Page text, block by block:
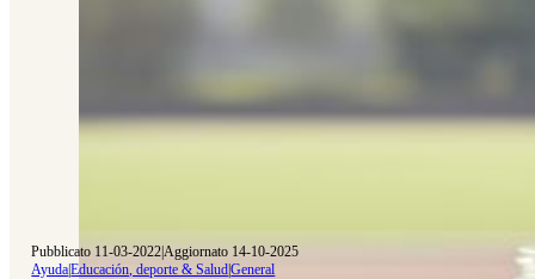
Pubblicato 11-03-2022|Aggiornato 14-10-2025
Ayuda|Educación, deporte & Salud|General